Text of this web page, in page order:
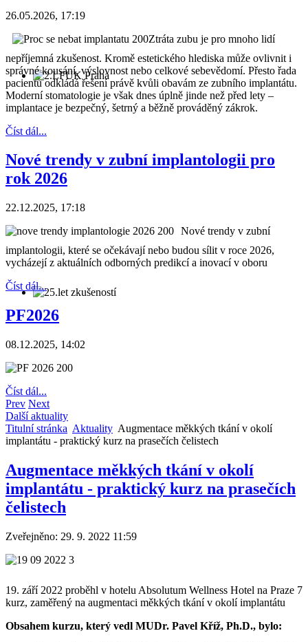
26.05.2026, 17:19
Ztráta zubu je pro mnoho lidí
nepříjemná zkušenost. Kromě estetického hlediska může ovlivnit i
správné kousání, výslovnost nebo celkové sebevědomí. Přesto řada
pacientů odkládá řešení právě kvůli obavám ze zubního implantátu.
Moderní stomatologie je však dnes úplně jinde než před lety –
implantace je bezpečný, šetrný a běžně prováděný zákrok.
Číst dál...
Nové trendy v zubní implantologii pro
rok 2026
22.12.2025, 17:18
Nové trendy v zubní
implantologii, které se očekávají nebo budou sílit v roce 2026,
vycházejí z aktuálních odborných predikcí a inovací v oboru
Číst dál...
PF2026
08.12.2025, 14:02
Číst dál...
Prev Next
Další aktuality
Titulní stránka Aktuality Augmentace měkkých tkání v okolí
implantátu - praktický kurz na prasečích čelistech
Augmentace měkkých tkání v okolí
implantátu - praktický kurz na prasečích
čelistech
Zveřejněno: 29. 9. 2022 11:59
19. září 2022 proběhl v hotelu Absolutum Wellness Hotel na Praze 7
kurz, zaměřený na augmentaci měkkých tkání v okolí implantátu
Obsahem kurzu, který vedl MUDr. Pavel Kříž, Ph.D., bylo: